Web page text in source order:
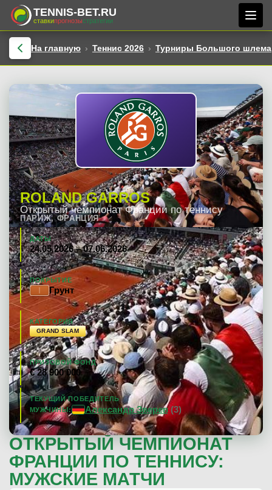
TENNIS-BET.RU
ставкипрогнозыстратегии
На главную Теннис 2026 Турниры Большого шлема
ROLAND GARROS
Открытый чемпионат Франции по теннису
ПАРИЖ, ФРАНЦИЯ
ДАТЫ
24.05.2026 – 07.06.2026
ПОКРЫТИЕ
Грунт
КАТЕГОРИЯ
GRAND SLAM
ПРИЗОВОЙ ФОНД
€ 28 900 000
ТЕКУЩИЙ ПОБЕДИТЕЛЬ
МУЖЧИНЫ:
Александр Зверев(3)
ОТКРЫТЫЙ ЧЕМПИОНАТ
ФРАНЦИИ ПО ТЕННИСУ:
МУЖСКИЕ МАТЧИ